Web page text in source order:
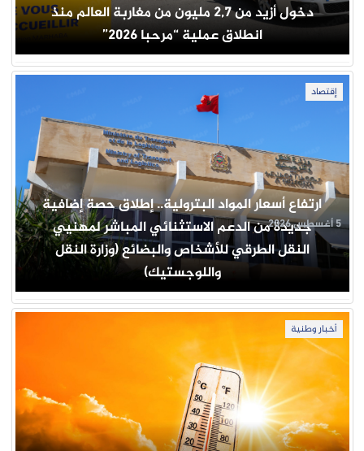
دخول أزيد من 2,7 مليون من مغاربة العالم منذ
انطلاق عملية “مرحبا 2026”
إقتصاد
ارتفاع أسعار المواد البترولية.. إطلاق حصة إضافية
جديدة من الدعم الاستثنائي المباشر لمهنيي
النقل الطرقي للأشخاص والبضائع (وزارة النقل
واللوجستيك)
5 أغسطس 2026
أخبار وطنية